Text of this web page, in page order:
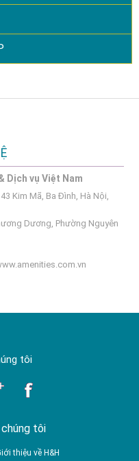
Dịch vụ Việt Nam
Kim Mã, Ba Đình, Hà Nội,
Dương, Phường Nguyên
tôi
tôi
thiệu về H&H